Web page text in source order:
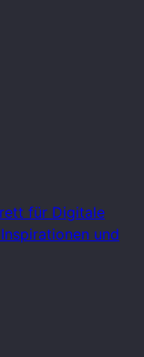
für Digitale
und